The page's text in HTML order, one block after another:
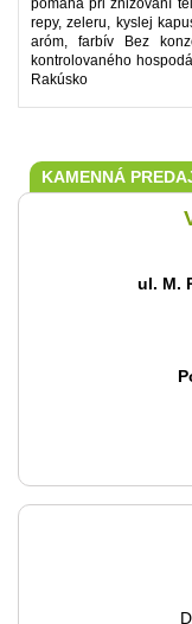
pomáha pri znižovaní
repy, zeleru, kyslej
aróm, farbív Bez
kontrolovaného
Rakúsko
KAMENNÁ
ul. M.